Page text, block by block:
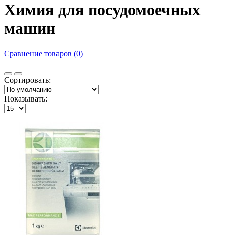
Химия для посудомоечных
машин
Сравнение товаров (0)
Сортировать:
Показывать: